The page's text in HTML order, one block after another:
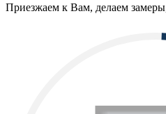
Приезжаем к Вам, делаем